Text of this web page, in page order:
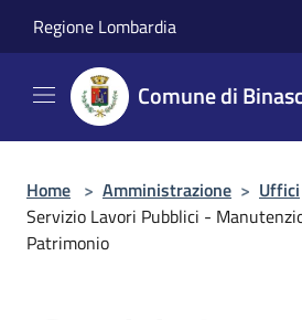
Regione Lombardia
Comune di
Home > Amministrazione > Uffici
Servizio Lavori Pubblici -
Patrimonio